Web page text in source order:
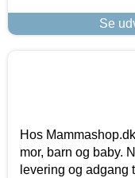
Se
Hos
mor, barn og baby.
levering og adgang